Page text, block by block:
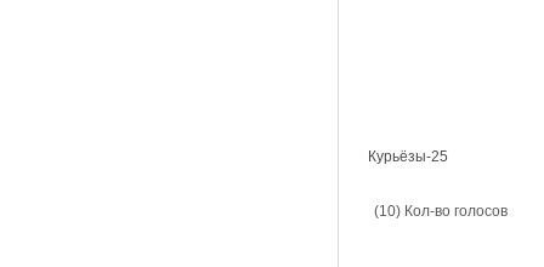
Курьёзы-25
(10) Кол-во голосов